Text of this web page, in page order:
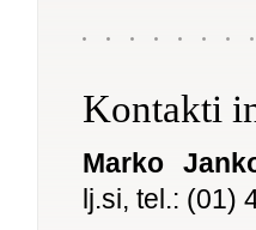
Kontakti
Marko
lj.si, tel.: (01)